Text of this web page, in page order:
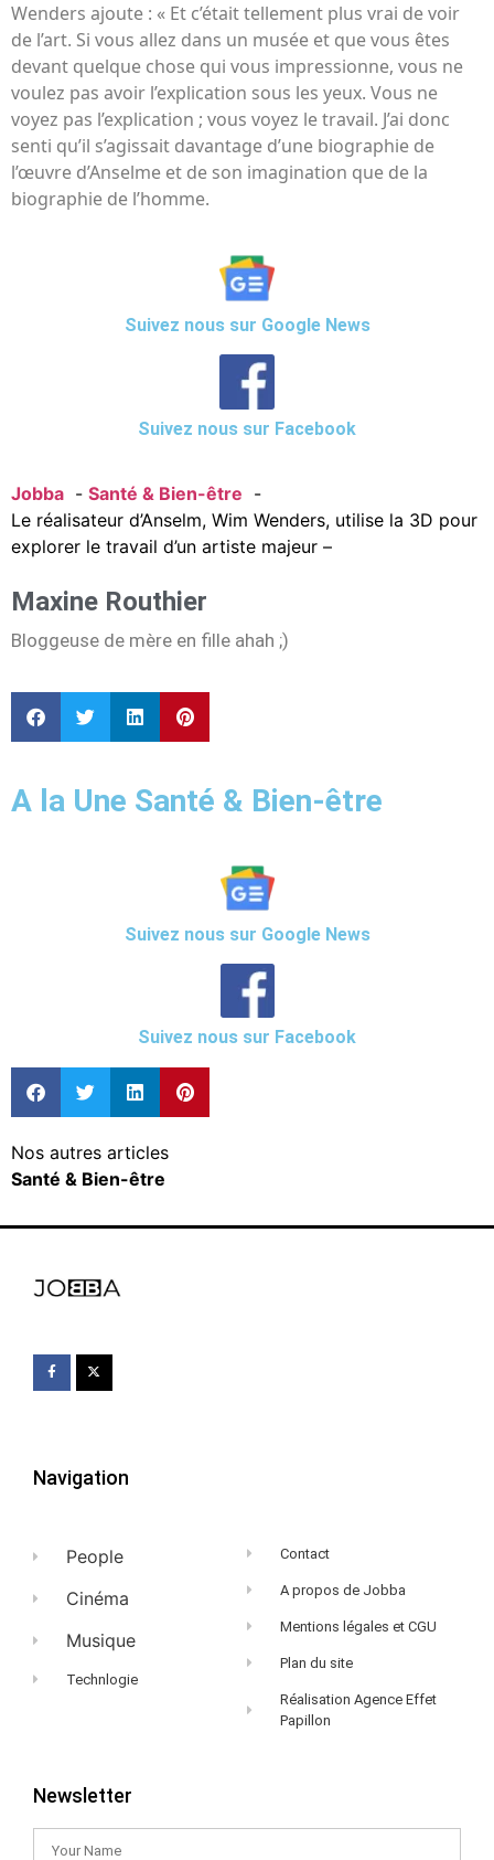
Wenders ajoute : « Et c’était tellement plus vrai de voir
de l’art. Si vous allez dans un musée et que vous êtes
devant quelque chose qui vous impressionne, vous ne
voulez pas avoir l’explication sous les yeux. Vous ne
voyez pas l’explication ; vous voyez le travail. J’ai donc
senti qu’il s’agissait davantage d’une biographie de
l’œuvre d’Anselme et de son imagination que de la
biographie de l’homme.
Suivez nous sur Google News
Suivez nous sur Facebook
Jobba
Santé & Bien-être
Le réalisateur d’Anselm, Wim Wenders, utilise la 3D pour
explorer le travail d’un artiste majeur –
Maxine Routhier
Bloggeuse de mère en fille ahah ;)
A la Une Santé & Bien-être
Suivez nous sur Google News
Suivez nous sur Facebook
Nos autres articles
Santé & Bien-être
Navigation
People
Cinéma
Musique
Technlogie
Contact
A propos de Jobba
Mentions légales et CGU
Plan du site
Réalisation Agence Effet
Papillon
Newsletter